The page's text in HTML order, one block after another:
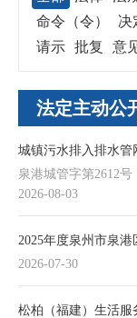
命令（令）
决
请示 批复 意
法定主动公
城镇污水排入排水管
泉港城管字第2612号
2026-08-03
2025年度泉州市泉
2026-07-30
松柏（福建）生活服